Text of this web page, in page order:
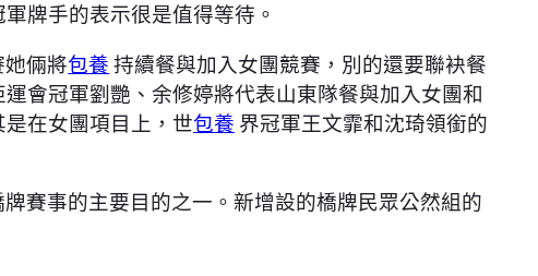
牌手的表示很是值得等待。
倆將包養持續餐與加入女團競賽，別的還要聯袂餐
會冠軍劉艷、余修婷將代表山東隊餐與加入女團和
在女團項目上，世包養 界冠軍王文霏和沈琦領銜的
賽事的主要目的之一。新增設的橋牌民眾公然組的